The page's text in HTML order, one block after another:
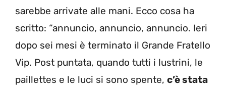
sarebbe arrivate alle mani. Ecco cosa ha
scritto: “annuncio, annuncio, annuncio. Ieri
dopo sei mesi è terminato il Grande Fratello
Vip. Post puntata, quando tutti i lustrini, le
paillettes e le luci si sono spente, c’è stata